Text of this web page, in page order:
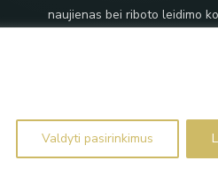
Valdyti pasirinkimus
naujienas bei riboto leidimo